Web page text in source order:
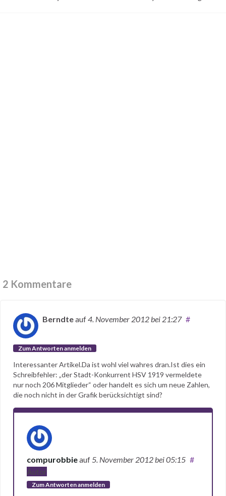
2 Kommentare
Berndteauf4. November 2012bei 21:27 #
Zum Antworten anmelden
Interessanter Artikel.Da ist wohl viel wahres dran.Ist dies ein
Schreibfehler: „der Stadt-Konkurrent HSV 1919 vermeldete
nur noch 206 Mitglieder“ oder handelt es sich um neue Zahlen,
die noch nicht in der Grafik berücksichtigt sind?
compurobbieauf5. November 2012bei 05:15
Autor
#
Zum Antworten anmelden